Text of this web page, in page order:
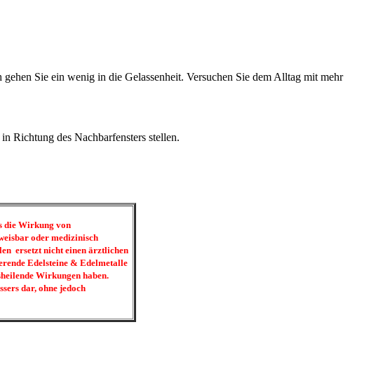
Sie ein wenig in die Gelassenheit. Versuchen Sie dem Alltag mit mehr
Richtung des Nachbarfensters stellen.
die Wirkung von
oder medizinisch
ersetzt nicht einen ärztlichen
Edelsteine & Edelmetalle
Wirkungen haben.
dar, ohne jedoch